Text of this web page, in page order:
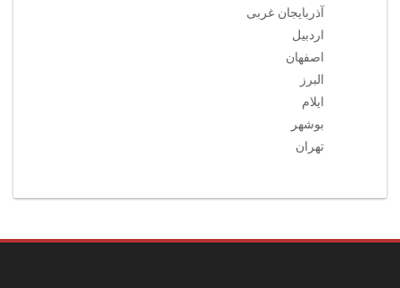
آذربایجان غربی
اردبیل
اصفهان
البرز
ایلام
بوشهر
تهران